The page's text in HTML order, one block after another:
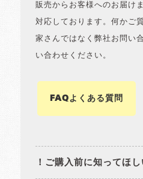
販売からお客様へのお届け
対応しております。何かご
家さんではなく弊社お問い
い合わせください。
FAQよくある質問
！ご購入前に知ってほ